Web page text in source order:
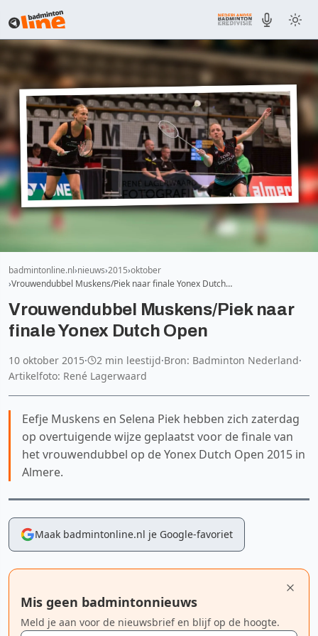
badmintonline.nl nieuws 2015 oktober
Vrouwendubbel Muskens/Piek naar finale Yonex Dutch…
Vrouwendubbel Muskens/Piek naar
finale Yonex Dutch Open
10 oktober 2015· 2 min leestijd·Bron: Badminton Nederland·
Artikelfoto: René Lagerwaard
Eefje Muskens en Selena Piek hebben zich zaterdag
op overtuigende wijze geplaatst voor de finale van
het vrouwendubbel op de Yonex Dutch Open 2015 in
Almere.
Maak badmintonline.nl je Google-favoriet
Mis geen badmintonnieuws
Meld je aan voor de nieuwsbrief en blijf op de hoogte.